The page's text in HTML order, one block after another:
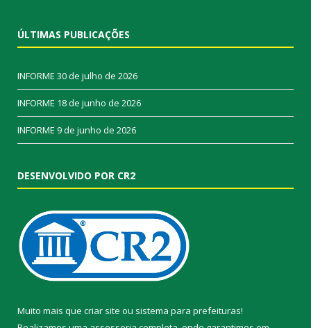
ÚLTIMAS PUBLICAÇÕES
INFORME 30 de julho de 2026
INFORME 18 de junho de 2026
INFORME 9 de junho de 2026
DESENVOLVIDO POR CR2
Muito mais que criar site ou sistema para prefeituras!